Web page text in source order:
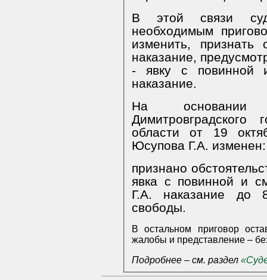
В этой связи
необходимым
изменить, признать
наказание,
- явку с повинной
наказание.
На основании
Димитровградского
области от 19
Юсупова Г.А. изменен:
признано
явка с повинной и
Г.А. наказание до 8 лет 10 месяцев лишения
свободы.
В остальном приговор
жалобы и представление –
Подробнее – см. раздел